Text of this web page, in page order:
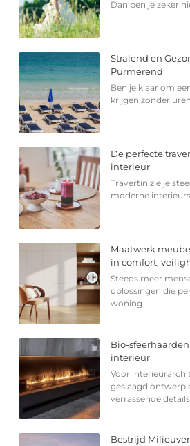
Dan ben je zeker
Stralend en
Purmerend
Ben je klaar om
krijgen zonder
De perfecte
interieur
Travertin zie je
moderne
Maatwerk
in comfort,
Steeds meer
oplossingen die
woning
Bio-
interieur
Voor
geslaagd ontwerp
verrassende details.
Bestrijd